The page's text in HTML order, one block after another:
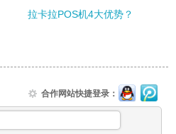
拉卡拉POS机4大优势？
合作网站快捷登录：